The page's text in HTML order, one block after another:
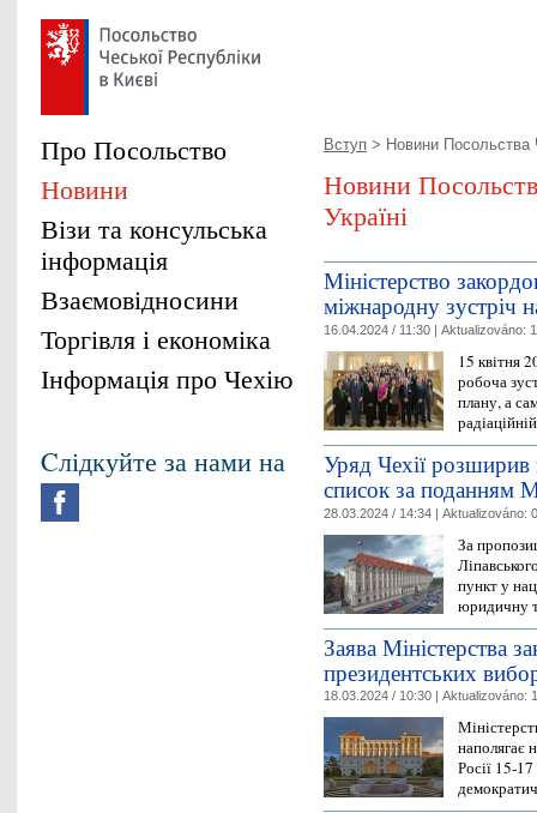
Вступ > Новини Посольствa
Новини
Україні
Міністерство
міжнародну зустріч
16.04.2024 / 11:30 | Aktualizováno:
15 квітня
робоча
плану, а
Уряд Чехії розширив
список за поданням
28.03.2024 / 14:34 | Aktualizováno:
За
пункт у
юридичну
Заява Міністерства
президентських
18.03.2024 / 10:30 | Aktualizováno:
наполягає
Росії 15-
Про Посольство
Новини
Візи та консульська
інформація
Взаємовідносини
Торгівля і економіка
Інформація про Чехію
Cлідкуйте за нами на